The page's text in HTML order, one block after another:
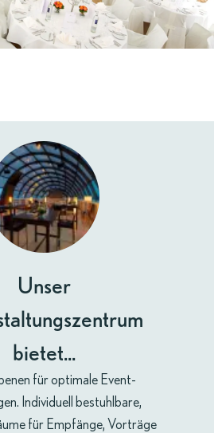
Unser
bietet...
für optimale Event-
Individuell bestuhlbare,
für Empfänge, Vorträge